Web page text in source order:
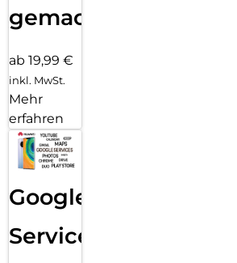
gemacht!
ab 19,99 €
inkl. MwSt.
Mehr
erfahren
Google
Services